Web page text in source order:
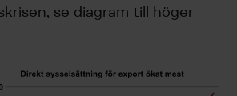
se diagram till höger